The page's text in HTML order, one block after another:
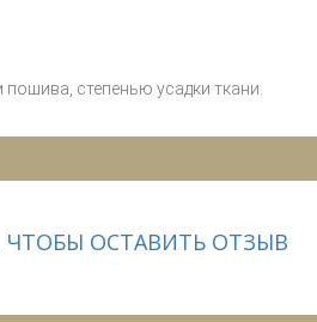
степенью усадки ткани.
ОСТАВИТЬ ОТЗЫВ